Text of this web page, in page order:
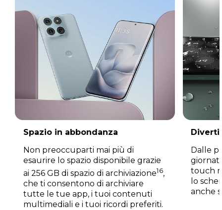
Spazio in abbondanza
Non preoccuparti mai più di
esaurire lo spazio disponibile grazie
ai 256 GB di spazio di archiviazione16,
che ti consentono di archiviare
tutte le tue app, i tuoi contenuti
multimediali e i tuoi ricordi preferiti.
Dalle
touch
lo
anche